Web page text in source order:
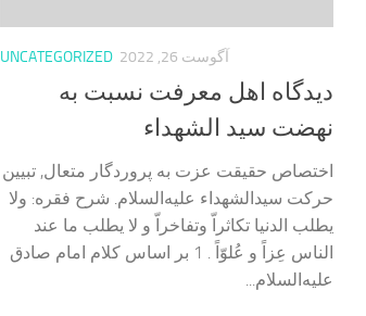
UNCATEGORIZED آگوست 26, 2022
دیدگاه اهل معرفت نسبت به
نهضت سید الشهداء
اختصاص حقیقت عزت به پروردگار متعال, تبيين
حركت سيدالشهداء عليه‌السلام. شرح فقره: ولا
يطلب الدنیا تکاثراّ وتفاخراّ و لا يطلب ما عند
الناس عِزاً و عُلوّاً . 1 بر اساس كلام امام صادق
عليه‌السلام...